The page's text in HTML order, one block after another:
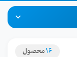
16محصول